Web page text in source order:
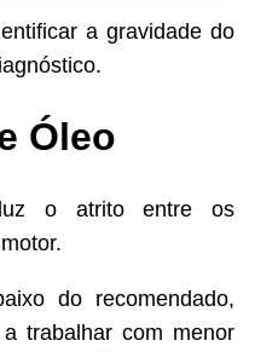
a gravidade do
Óleo
o atrito entre os
do recomendado,
trabalhar com menor